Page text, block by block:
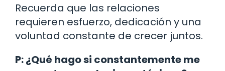
Recuerda que las relaciones
requieren esfuerzo, dedicación y una
voluntad constante de crecer juntos.
P: ¿Qué hago si constantemente me